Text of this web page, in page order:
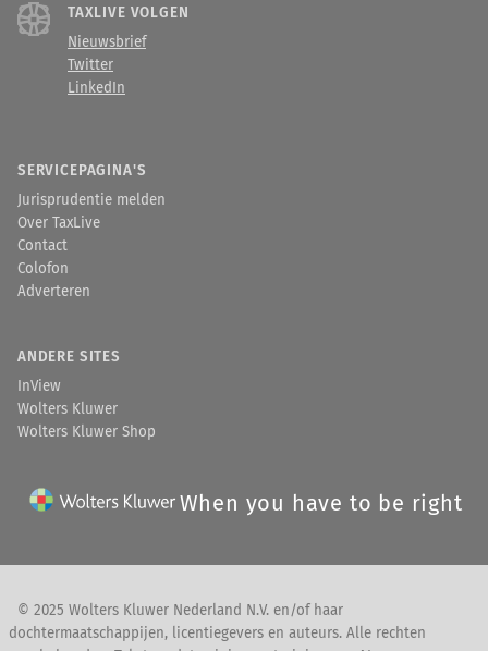
TAXLIVE VOLGEN
Nieuwsbrief
Twitter
LinkedIn
SERVICEPAGINA'S
Jurisprudentie melden
Over TaxLive
Contact
Colofon
Adverteren
ANDERE SITES
InView
Wolters Kluwer
Wolters Kluwer Shop
When you have to be right
© 2025 Wolters Kluwer Nederland N.V. en/of haar
dochtermaatschappijen, licentiegevers en auteurs. Alle rechten